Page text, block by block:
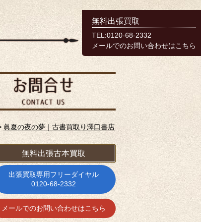
眞夏の夜の夢｜古書買取り澤口書店
無料出張古本買取
出張買取専用フリーダイヤル
0120-68-2332
メールでのお問い合わせはこちら
無料出張買取
TEL:0120-68-2332
メールでのお問い合わせはこちら